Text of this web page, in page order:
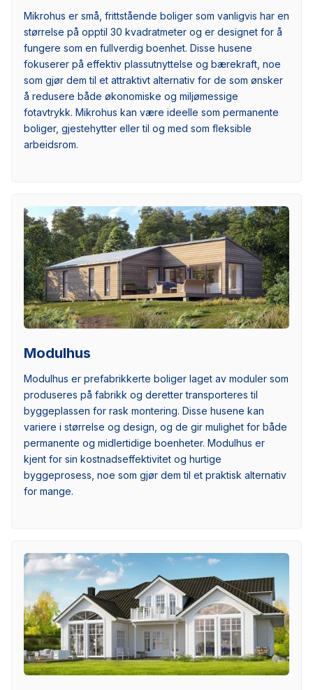
Mikrohus er små, frittstående boliger som vanligvis har en
størrelse på opptil 30 kvadratmeter og er designet for å
fungere som en fullverdig boenhet. Disse husene
fokuserer på effektiv plassutnyttelse og bærekraft, noe
som gjør dem til et attraktivt alternativ for de som ønsker
å redusere både økonomiske og miljømessige
fotavtrykk. Mikrohus kan være ideelle som permanente
boliger, gjestehytter eller til og med som fleksible
arbeidsrom.
Modulhus
Modulhus er prefabrikkerte boliger laget av moduler som
produseres på fabrikk og deretter transporteres til
byggeplassen for rask montering. Disse husene kan
variere i størrelse og design, og de gir mulighet for både
permanente og midlertidige boenheter. Modulhus er
kjent for sin kostnadseffektivitet og hurtige
byggeprosess, noe som gjør dem til et praktisk alternativ
for mange.